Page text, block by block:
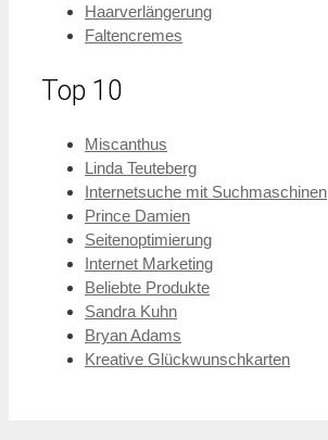
Haarverlängerung
Faltencremes
Top 10
Miscanthus
Linda Teuteberg
Internetsuche mit Suchmaschinen
Prince Damien
Seitenoptimierung
Internet Marketing
Beliebte Produkte
Sandra Kuhn
Bryan Adams
Kreative Glückwunschkarten